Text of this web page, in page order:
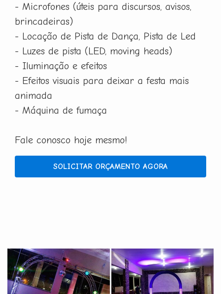
- Microfones (úteis para discursos, avisos,
brincadeiras)
- Locação de Pista de Dança, Pista de Led
- Luzes de pista (LED, moving heads)
- Iluminação e efeitos
- Efeitos visuais para deixar a festa mais
animada
- Máquina de fumaça
Fale conosco hoje mesmo!
SOLICITAR ORÇAMENTO AGORA